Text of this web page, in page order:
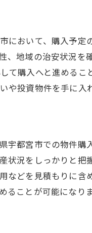
ト
ュニケーション
功事例
理
現
おいて、購入予定
地域の治安状況を
購入へと進めるこ
投資物件を手に入
都宮市での物件購
状況をしっかりと
どを見積もりに含
ことが可能になり